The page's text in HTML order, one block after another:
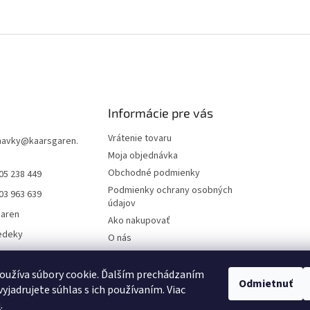
súbory cookie. Ďalším prechádzaním
súhlas s ich používaním. Viac
.
Odmietnuť
@kaarsgaren.
238 449
963 639
Textile
Informácie pre vás
Vrátenie tovaru
Moja objednávka
Obchodné podmienky
Podmienky ochrany osobných
údajov
Ako nakupovať
O nás
Doklady k stiahnutiu
Čo dať do kočíka v zime?